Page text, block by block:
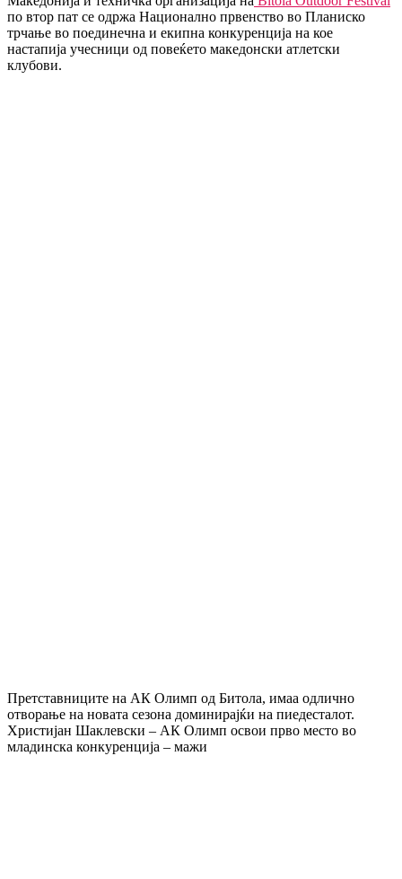
по втор пат се одржа Национално првенство во Планиско
трчање во поединечна и екипна конкуренција на кое
настапија учесници од повеќето македонски атлетски
клубови.
Претставниците на АК Олимп од Битола, имаа одлично
отворање на новата сезона доминирајќи на пиедесталот.
Христијан Шаклевски – АК Олимп освои прво место во
младинска конкуренција – мажи